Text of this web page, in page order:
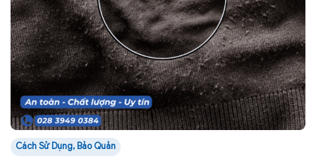
Cách Sử Dụng, Bảo Quản